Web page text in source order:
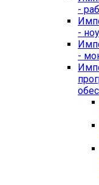
-
-
-